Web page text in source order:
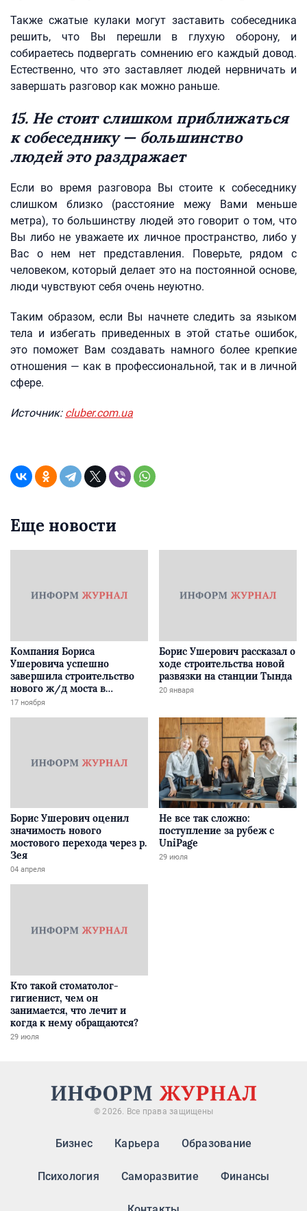
Также сжатые кулаки могут заставить собеседника
решить, что Вы перешли в глухую оборону, и
собираетесь подвергать сомнению его каждый довод.
Естественно, что это заставляет людей нервничать и
завершать разговор как можно раньше.
15. Не стоит слишком приближаться
к собеседнику — большинство
людей это раздражает
Если во время разговора Вы стоите к собеседнику
слишком близко (расстояние межу Вами меньше
метра), то большинству людей это говорит о том, что
Вы либо не уважаете их личное пространство, либо у
Вас о нем нет представления. Поверьте, рядом с
человеком, который делает это на постоянной основе,
люди чувствуют себя очень неуютно.
Таким образом, если Вы начнете следить за языком
тела и избегать приведенных в этой статье ошибок,
это поможет Вам создавать намного более крепкие
отношения — как в профессиональной, так и в личной
сфере.
Источник: cluber.com.ua
Еще новости
Компания Бориса
Ушеровича успешно
завершила строительство
нового ж/д моста в
Забайкалье
17 ноября
Борис Ушерович рассказал о
ходе строительства новой
развязки на станции Тында
20 января
Борис Ушерович оценил
значимость нового
мостового перехода через р.
Зея
04 апреля
Не все так сложно:
поступление за рубеж с
UniPage
29 июля
Кто такой стоматолог-
гигиенист, чем он
занимается, что лечит и
когда к нему обращаются?
29 июля
© 2026. Все права защищены
Бизнес Карьера Образование
Психология Саморазвитие Финансы